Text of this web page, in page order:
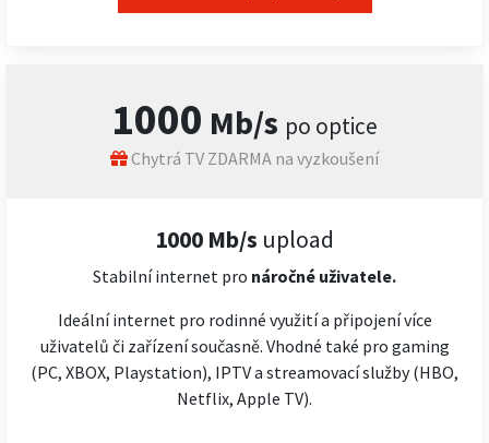
1000 Mb/s po optice
Chytrá TV ZDARMA na vyzkoušení
1000 Mb/s upload
Stabilní internet pro náročné uživatele.
Ideální internet pro rodinné využití a připojení více
uživatelů či zařízení současně. Vhodné také pro gaming
(PC, XBOX, Playstation), IPTV a streamovací služby (HBO,
Netflix, Apple TV).